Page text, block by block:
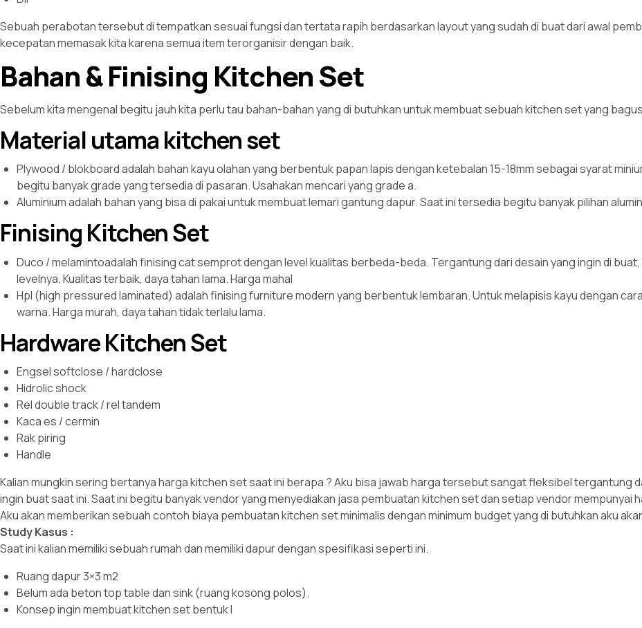
Sebuah perabotan tersebut di tempatkan sesuai fungsi dan tertata rapih berdasarkan layout yang sudah di buat dari awal
kecepatan memasak kita karena semua item terorganisir dengan baik.
Bahan & Finising Kitchen Set
Sebelum kita mengenal begitu jauh kita perlu tau bahan-bahan yang di butuhkan untuk membuat sebuah kitchen set yang
Material utama kitchen set
Plywood / blokboard adalah bahan kayu olahan yang berbentuk papan lapis dengan ketebalan 15-18mm sebagai syarat
begitu banyak grade yang tersedia di pasaran. Usahakan mencari yang grade a.
Aluminium adalah bahan yang bisa di pakai untuk membuat lemari gantung dapur. Saat ini tersedia begitu banyak pilihan
Finising Kitchen Set
Duco / melamintoadalah finising cat semprot dengan level kualitas berbeda-beda. Tergantung dari desain yang ingin di
levelnya. Kualitas terbaik, daya tahan lama. Harga mahal
Hpl (high pressured laminated) adalah finising furniture modern yang berbentuk lembaran. Untuk melapisis kayu dengan
warna. Harga murah, daya tahan tidak terlalu lama.
Hardware Kitchen Set
Engsel softclose / hardclose
Hidrolic shock
Rel double track / rel tandem
Kaca es / cermin
Rak piring
Handle
Kalian mungkin sering bertanya harga kitchen set saat ini berapa ? Aku bisa jawab harga tersebut sangat fleksibel tergantung
ingin buat saat ini. Saat ini begitu banyak vendor yang menyediakan jasa pembuatan kitchen set dan setiap vendor mempunyai
Aku akan memberikan sebuah contoh biaya pembuatan kitchen set minimalis dengan minimum budget yang di butuhkan aku
Study Kasus :
Saat ini kalian memiliki sebuah rumah dan memiliki dapur dengan spesifikasi seperti ini.
Ruang dapur 3×3 m2
Belum ada beton top table dan sink (ruang kosong polos).
Konsep ingin membuat kitchen set bentuk l